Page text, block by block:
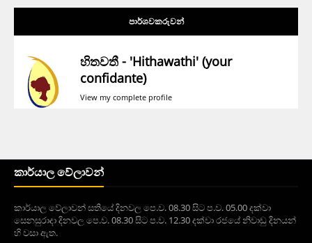
පාර්ශවකරුවන්
හිතවතී - 'Hithawathi' (your
confidante)
View my complete profile
කාර්යාල වේලාවන්
කාර්යාල වේලාවන් සතියේ දිනවල පෙ.ව. 08.30 සිට ප.ව. 05.00 දක්වා
සෙනසුරාදා දිනවල පෙ.ව. 08.30 සිට ප.ව. 12.30 දක්වා රජයේ නිවාඩු දිනයන්
හි වසා ඇත.